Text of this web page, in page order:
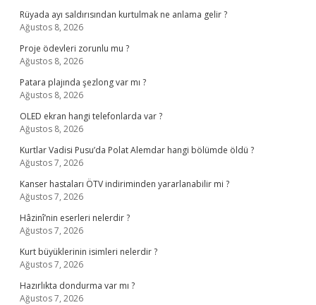
Rüyada ayı saldırısından kurtulmak ne anlama gelir ?
Ağustos 8, 2026
Proje ödevleri zorunlu mu ?
Ağustos 8, 2026
Patara plajında şezlong var mı ?
Ağustos 8, 2026
OLED ekran hangi telefonlarda var ?
Ağustos 8, 2026
Kurtlar Vadisi Pusu’da Polat Alemdar hangi bölümde öldü ?
Ağustos 7, 2026
Kanser hastaları ÖTV indiriminden yararlanabilir mi ?
Ağustos 7, 2026
Hâzinî’nin eserleri nelerdir ?
Ağustos 7, 2026
Kurt büyüklerinin isimleri nelerdir ?
Ağustos 7, 2026
Hazırlıkta dondurma var mı ?
Ağustos 7, 2026